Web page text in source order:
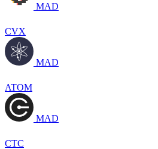
MAD
CVX
MAD
ATOM
MAD
CTC